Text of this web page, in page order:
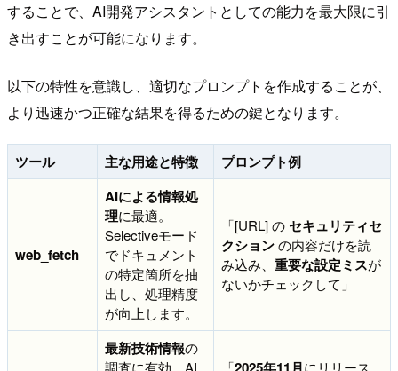
することで、AI開発アシスタントとしての能力を最大限に引
き出すことが可能になります。
以下の特性を意識し、適切なプロンプトを作成することが、
より迅速かつ正確な結果を得るための鍵となります。
ツール 主な用途と特徴 プロンプト例
web_fetch
AIによる情報処
理に最適。
Selectiveモード
でドキュメント
の特定箇所を抽
出し、処理精度
が向上します。
「[URL] の セキュリティセ
クションの内容だけを読
み込み、 重要な設定ミスが
ないかチェックして」
最新技術情報の
調査に有効。AI
「
にリリース